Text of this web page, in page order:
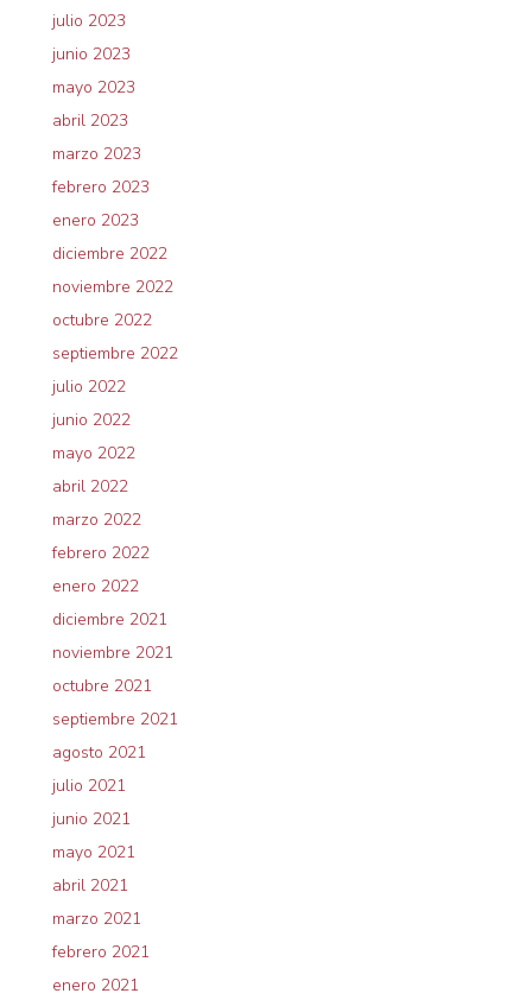
julio 2023
junio 2023
mayo 2023
abril 2023
marzo 2023
febrero 2023
enero 2023
diciembre 2022
noviembre 2022
octubre 2022
septiembre 2022
julio 2022
junio 2022
mayo 2022
abril 2022
marzo 2022
febrero 2022
enero 2022
diciembre 2021
noviembre 2021
octubre 2021
septiembre 2021
agosto 2021
julio 2021
junio 2021
mayo 2021
abril 2021
marzo 2021
febrero 2021
enero 2021